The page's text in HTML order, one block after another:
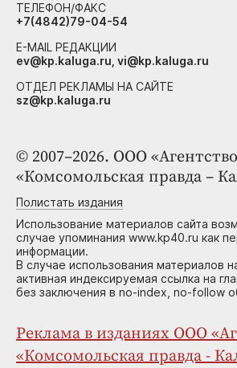
© 2007–2026. ООО «Агентство
«Комсомольская правда –
Полистать издания
Использование материалов сайта
случае упоминания www.kp40.ru как
информации.
В случае использования материалов
активная индексируемая ссылка на
без заключения в no-index, no-follow
Реклама в изданиях ООО
«Комсомольская правда -
ТЕЛЕФОН/ФАКС
+7(4842)79-04-54
E-MAIL РЕДАКЦИИ
ev@kp.kaluga.ru, vi@kp.kaluga.ru
ОТДЕЛ РЕКЛАМЫ НА САЙТЕ
sz@kp.kaluga.ru